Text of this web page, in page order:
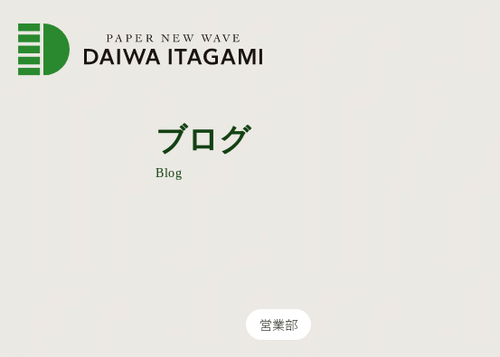
企業情報トップページ
ブログ
Blog
営業部